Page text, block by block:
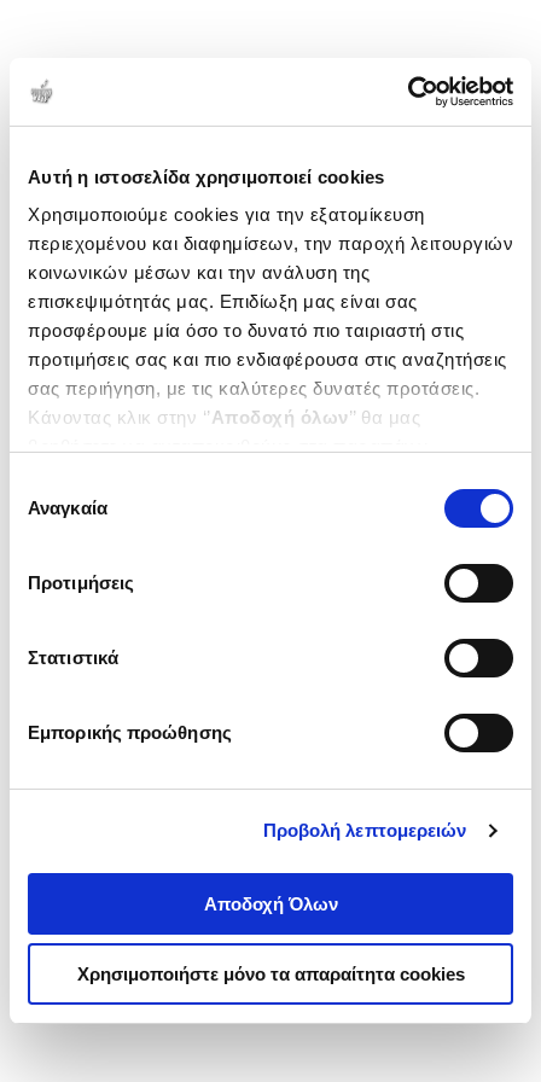
Αυτή η ιστοσελίδα χρησιμοποιεί cookies
Χρησιμοποιούμε cookies για την εξατομίκευση
περιεχομένου και διαφημίσεων, την παροχή λειτουργιών
κοινωνικών μέσων και την ανάλυση της
επισκεψιμότητάς μας. Επιδίωξη μας είναι σας
προσφέρουμε μία όσο το δυνατό πιο ταιριαστή στις
προτιμήσεις σας και πιο ενδιαφέρουσα στις αναζητήσεις
σας περιήγηση, με τις καλύτερες δυνατές προτάσεις.
Κάνοντας κλικ στην ‘’Αποδοχή όλων’’ θα μας
ενδιαφέρουν και να επιλέξετε από τα παρακάτω με την
΄΄και να ενημερωθείτε σχετικά με
συγκατάθεσης
Αναγκαία
Προτιμήσεις
Στατιστικά
Εμπορικής προώθησης
Προβολή λεπτομερειών
Αποδοχή Όλων
Χρησιμοποιήστε μόνο τα απαραίτητα cookies